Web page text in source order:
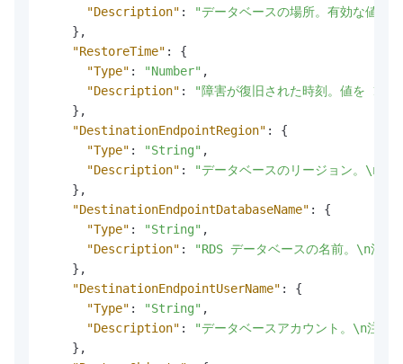
"Description" :
"データベースの場所。有効な
} ,
"RestoreTime" :
{
"Type" : "Number" ,
"Description" :
"障害が復旧された時刻。値を
} ,
"DestinationEndpointRegion" :
{
"Type" : "String" ,
"Description" :
"データベースのリージョン。\n
} ,
"DestinationEndpointDatabaseName" :
{
"Type" : "String" ,
"Description" :
"RDS データベースの名前。\n注
} ,
"DestinationEndpointUserName" :
{
"Type" : "String" ,
"Description" :
"データベースアカウント。\n注記
} ,